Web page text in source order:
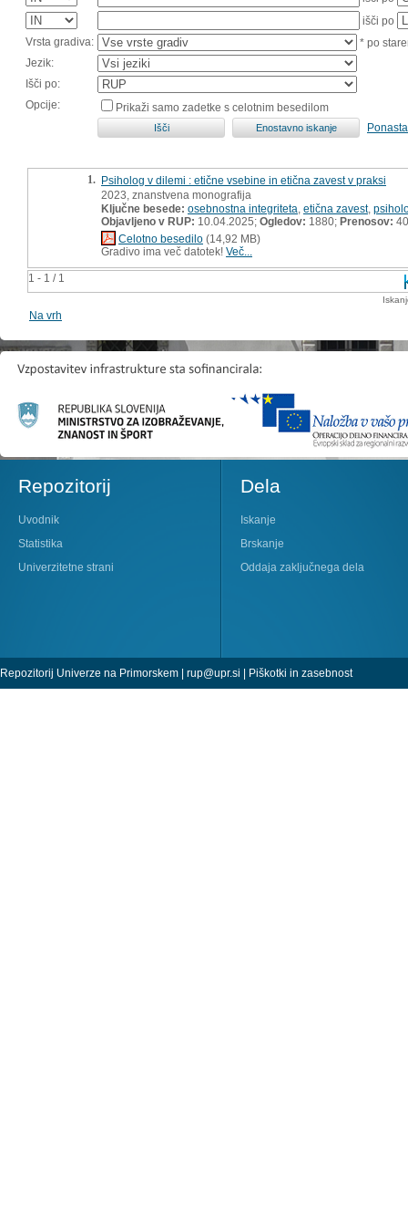
išči po
Vrsta gradiva:
* po
Jezik:
Išči po:
Opcije:
Prikaži samo zadetke s celotnim besedilom
1 - 1 / 1
1. Psiholog v dilemi : etične vsebine in etična zavest v praksi
2023, znanstvena monografija
Ključne besede: osebnostna integriteta etična zavest,
Objavljeno v RUP: 10.04.2025; Ogledov: 1880; Prenosov: 40
Celotno besedilo (14,92 MB)
Gradivo ima več datotek! Več...
Na vrh
Repozitorij
Uvodnik
Statistika
Univerzitetne strani
Dela
Iskanje
Brskanje
Oddaja zaključnega dela
Repozitorij Univerze na Primorskem | rup@upr.si | Piškotki in zasebnost